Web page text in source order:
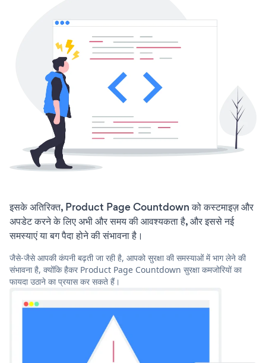
इसके अतिरिक्त, Product Page Countdown को कस्टमाइज़ और
अपडेट करने के लिए अभी और समय की आवश्यकता है, और इससे नई
समस्याएं या बग पैदा होने की संभावना है।
जैसे-जैसे आपकी कंपनी बढ़ती जा रही है, आपको सुरक्षा की समस्याओं में भाग लेने की
संभावना है, क्योंकि हैकर Product Page Countdown सुरक्षा कमजोरियों का
फायदा उठाने का प्रयास कर सकते हैं।